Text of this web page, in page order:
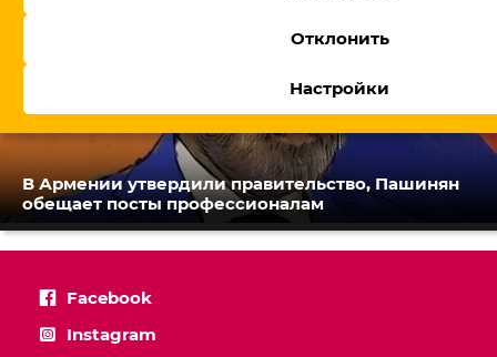
Отклонить
Настройки
В Армении утвердили правительство, Пашинян
обещает посты профессионалам
Facebook
Instagram